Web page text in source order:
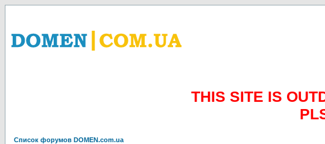
THIS SITE IS
Список форумов DOMEN.com.ua